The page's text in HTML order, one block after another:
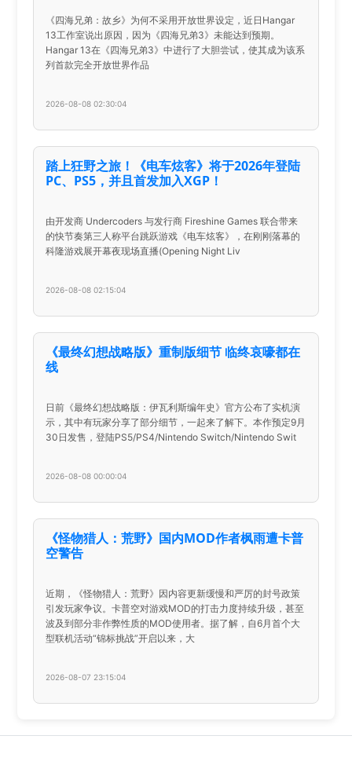
《四海兄弟：故乡》为何不采用开放世界设定，近日Hangar
13工作室说出原因，因为《四海兄弟3》未能达到预期。
Hangar 13在《四海兄弟3》中进行了大胆尝试，使其成为该系
列首款完全开放世界作品
2026-08-08 02:30:04
踏上狂野之旅！《电车炫客》将于2026年登陆
PC、PS5，并且首发加入XGP！
由开发商 Undercoders 与发行商 Fireshine Games 联合带来
的快节奏第三人称平台跳跃游戏《电车炫客》，在刚刚落幕的
科隆游戏展开幕夜现场直播(Opening Night Liv
2026-08-08 02:15:04
《最终幻想战略版》重制版细节 临终哀嚎都在
线
日前《最终幻想战略版：伊瓦利斯编年史》官方公布了实机演
示，其中有玩家分享了部分细节，一起来了解下。本作预定9月
30日发售，登陆PS5/PS4/Nintendo Switch/Nintendo Swit
2026-08-08 00:00:04
《怪物猎人：荒野》国内MOD作者枫雨遭卡普
空警告
近期，《怪物猎人：荒野》因内容更新缓慢和严厉的封号政策
引发玩家争议。卡普空对游戏MOD的打击力度持续升级，甚至
波及到部分非作弊性质的MOD使用者。据了解，自6月首个大
型联机活动“锦标挑战”开启以来，大
2026-08-07 23:15:04